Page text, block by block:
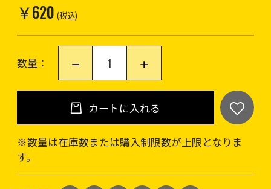
￥620 (税込)
数量：
カートに入れる
※数量は在庫数または購入制限数が上限となりま
す。